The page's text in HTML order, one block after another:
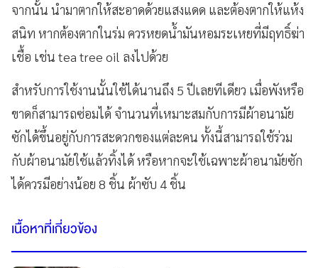
จากนั้น นำมาตากให้สะอาดด้วยแสงแดด และต้องตากให้แห้ง
สนิท หากต้องตากในร่ม ควรหยดน้ำมันหอมระเหยที่มีฤทธิ์ฆ่า
เชื้อ เช่น tea tree oil ลงไปด้วย
สำหรับการใช้งานนั้นใช้ได้นานถึง 5 ปีเลยทีเดียว เมื่อพังหรือ
ขาดก็สามารถซ่อมได้ จำนวนที่เหมาะสมกับการมีผ้าอนามัย
ซักได้ขึ้นอยู่กับการสะดวกของแต่ละคน ทั้งนี้สามารถใช้ร่วม
กับผ้าอนามัยใช้แล้วทิ้งได้ หรือหากจะใช้เฉพาะผ้าอนามัยซัก
ได้ควรมีอย่างน้อย 8 ชิ้น ผ้าซับ 4 ชิ้น
เนื้อหาที่เกี่ยวข้อง